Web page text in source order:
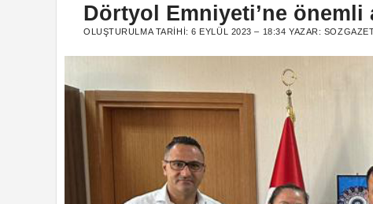
Dörtyol Emniyeti’ne önemli
OLUŞTURULMA TARIHI:6 EYLÜL 2023 – 18:34 YAZAR: